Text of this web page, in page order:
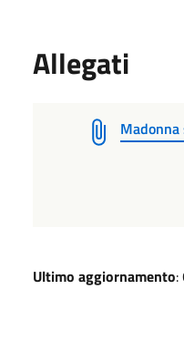
Allegati
Ultimo aggiornamento: